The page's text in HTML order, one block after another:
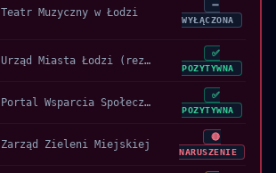
Teatr Muzyczny w Łodzi
➖
WYŁĄCZONA
Urząd Miasta Łodzi (rezerwacja wizyty)
✅
POZYTYWNA
Portal Wsparcia Społecznego
✅
POZYTYWNA
Zarząd Zieleni Miejskiej
🔴
NARUSZENIE